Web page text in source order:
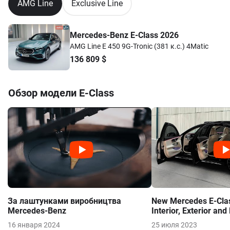
AMG Line Exclusive Line
Mercedes-Benz E-Class 2026
AMG Line E 450 9G-Tronic (381 к.с.) 4Matic
136 809 $
Обзор модели E-Class
За лаштунками виробництва
Mercedes-Benz
16 января 2024
New Mercedes E-
Interior, Exterior and
25 июля 2023